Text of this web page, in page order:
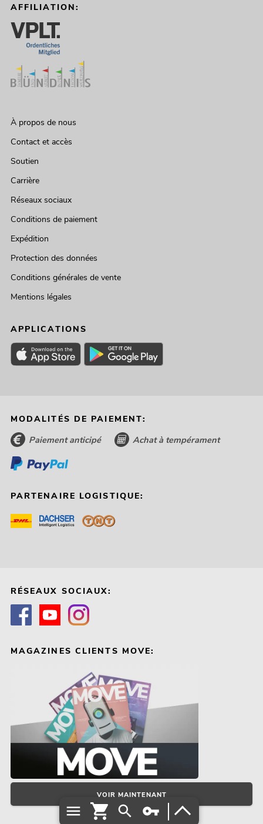
AFFILIATION:
À propos de nous
Contact et accès
Soutien
Carrière
Réseaux sociaux
Conditions de paiement
Expédition
Protection des données
Conditions générales de vente
Mentions légales
APPLICATIONS
MODALITÉS DE PAIEMENT:
Paiement anticipé Achat à tempérament
PARTENAIRE LOGISTIQUE:
RÉSEAUX SOCIAUX:
MAGAZINES CLIENTS MOVE:
VOIR MAINTENANT